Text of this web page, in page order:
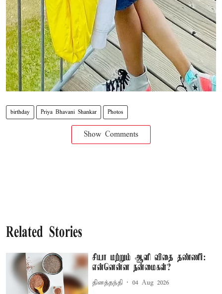
birthday Priya Bhavani Shankar Photos
Show Comments
Related Stories
சியா மற்றும் ஆளி விதை தண்ணீர்:
என்னென்ன நன்மைகள்?
தினத்தந்தி 04 Aug 2026